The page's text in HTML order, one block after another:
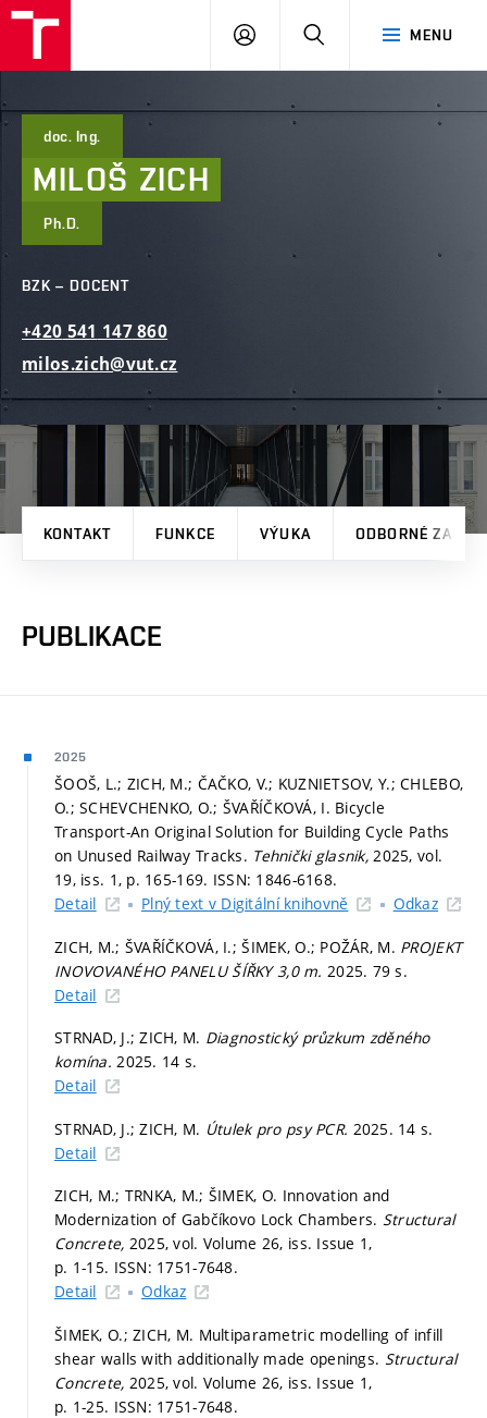
Brno
MENU
PŘIHLÁSIT
doc. Ing.
MILOŠ ZICH
Ph.D.
BZK – DOCENT
+420 541 147860
milos.zich@vut.cz
KONTAKT FUNKCE VÝUKA ODBORNÉ
PUBLIKACE
2025
ŠOOŠ, L.; ZICH, M.; ČAČKO, V.; KUZNIETSOV, Y.; CHLEBO,
O.; SCHEVCHENKO, O.; ŠVAŘÍČKOVÁ, I. Bicycle
Transport-An Original Solution for Building Cycle Paths
on Unused Railway Tracks. Tehnički glasnik,2025, vol.
19, iss. 1, p. 165-169. ISSN: 1846-6168.
Detail
Plný text v Digitální knihovně Odkaz
ZICH, M.; ŠVAŘÍČKOVÁ, I.; ŠIMEK, O.; POŽÁR, M. PROJEKT
INOVOVANÉHO PANELU ŠÍŘKY 3,0 m. 2025. 79 s.
Detail
STRNAD, J.; ZICH, M. Diagnostický průzkum zděného
komína.2025. 14 s.
Detail
STRNAD, J.; ZICH, M. Útulek pro psy PCR. 2025. 14 s.
Detail
ZICH, M.; TRNKA, M.; ŠIMEK, O. Innovation and
Modernization of Gabčíkovo Lock Chambers. Structural
Concrete, 2025, vol. Volume 26, iss. Issue 1,
p. 1-15. ISSN: 1751-7648.
Detail
Odkaz
ŠIMEK, O.; ZICH, M. Multiparametric modelling of infill
shear walls with additionally made openings. Structural
Concrete, 2025, vol. Volume 26, iss. Issue 1,
p. 1-25. ISSN: 1751-7648.